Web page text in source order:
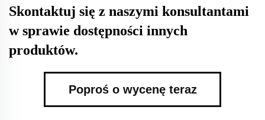
Skontaktuj się z naszymi konsultantami
w sprawie dostępności innych
produktów.
Poproś o wycenę teraz